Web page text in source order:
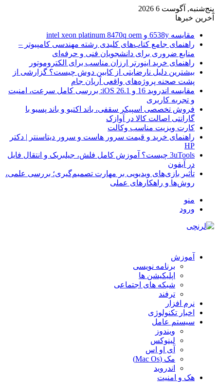
پنج‌شنبه, آگوست 6 2026
آخرین خبرها
مقایسه 6538y و intel xeon platinum 8470q oem
راهنمای جامع کتاب‌های کلیدی رشته مهندسی کامپیوتر –
منابع ضروری برای دانشجویان فنی و حرفه‌ای
راهنمای خرید اینورتر ارزان مناسب برای الکتروموتور
بیشترین دلیل نارضایتی از کابین دوش چیست؟ گزارشی از
پشت صحنه پروژه‌های واقعی آریان جام
مقایسه اندروید 16 و iOS 26.1: بررسی کامل سرعت، امنیت
و تجربه کاربری
فروش تخصصی اسپیکر سقفی، باند اکتیو و باند پسیو با
گارانتی اصالت کالا در آوازک
کارت ویزیت مناسب وکالت
راهنمای خرید و قیمت سرور هاست و سرور دیتاسنتر | دکتر
HP
3uTools چیست؟ آموزش کامل فلش، جیلبریک و انتقال فایل
در آیفون
تأثیر بازی‌های ویدیویی بر مهارت تصمیم‌گیری؛ بررسی علمی،
روش‌ها و راهکارهای عملی
منو
ورود
آموزش
برنامه نویسی
اپلیکیشن ها
شبکه های اجتماعی
ترفند
نرم افزار
اخبار تکنولوژی
سیستم عامل
ویندوز
لینوکس
آی او اس
مک (Mac Os)
اندروید
هک و امنیت